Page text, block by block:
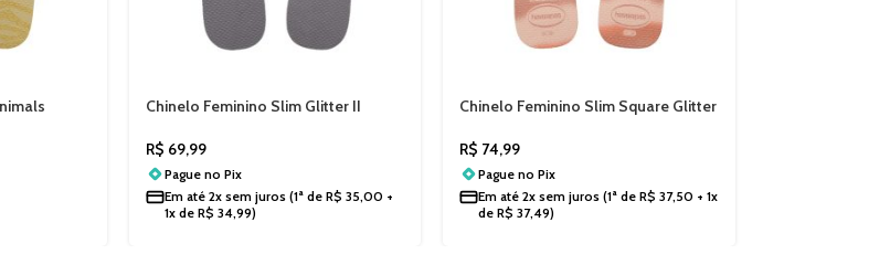
Chinelo Feminino Slim Glitter II
R$ 69,99
Pague no Pix
Em até 2x sem juros(1ª de R$ 35,00 +
1x de R$ 34,99)
Chinelo Feminino Slim Square Glitter
R$ 74,99
Pague noPix
Em até2x sem juros (1ª deR$ 37,50 + 1x
deR$ 37,49)